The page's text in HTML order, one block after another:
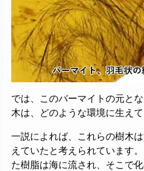
では、このバーマイトの元と
木は、どのような環境に生えて
一説によれば、これらの樹木
えていたと考えられています
た樹脂は海に流され、そこで